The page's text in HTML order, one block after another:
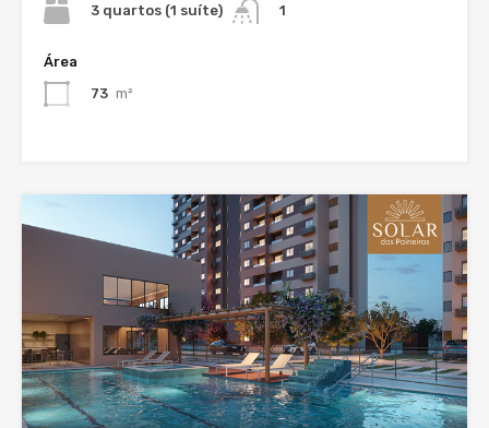
3 quartos (1 suíte)
1
Área
73 m²